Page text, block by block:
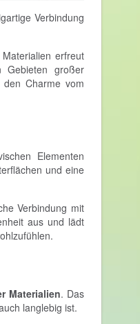
Verbindung
erfreut
Gebieten großer
Charme vom
Elementen
und eine
Verbindung mit
aus und lädt
Materialien. Das
langlebig ist.